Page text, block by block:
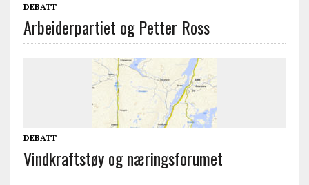
DEBATT
Arbeiderpartiet og Petter Ross
DEBATT
Vindkraftstøy og næringsforumet